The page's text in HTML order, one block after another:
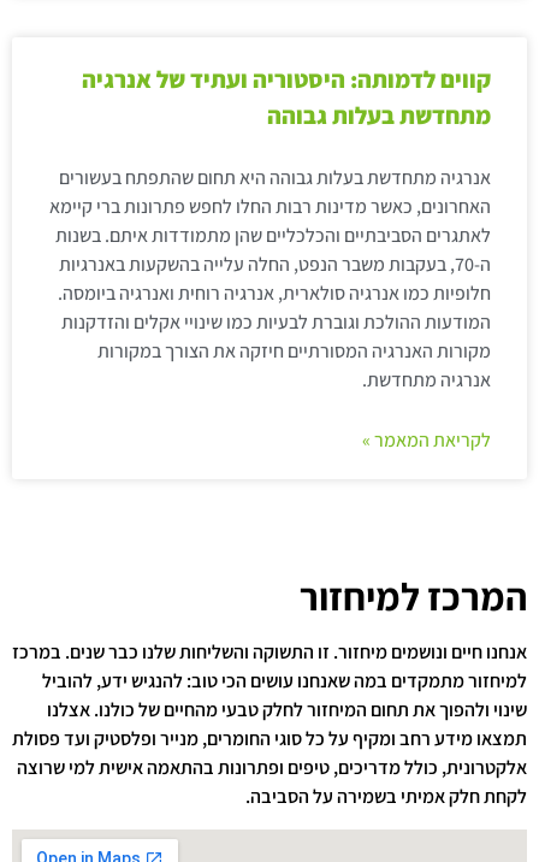
קווים לדמותה: היסטוריה ועתיד של אנרגיה
מתחדשת בעלות גבוהה
אנרגיה מתחדשת בעלות גבוהה היא תחום שהתפתח בעשורים
האחרונים, כאשר מדינות רבות החלו לחפש פתרונות ברי קיימא
לאתגרים הסביבתיים והכלכליים שהן מתמודדות איתם. בשנות
ה-70, בעקבות משבר הנפט, החלה עלייה בהשקעות באנרגיות
חלופיות כמו אנרגיה סולארית, אנרגיה רוחית ואנרגיה ביומסה.
המודעות ההולכת וגוברת לבעיות כמו שינויי אקלים והזדקנות
מקורות האנרגיה המסורתיים חיזקה את הצורך במקורות
אנרגיה מתחדשת.
לקריאת המאמר »
המרכז למיחזור
אנחנו חיים ונושמים מיחזור. זו התשוקה והשליחות שלנו כבר שנים. במרכז
למיחזור מתמקדים במה שאנחנו עושים הכי טוב: להנגיש ידע, להוביל
שינוי ולהפוך את תחום המיחזור לחלק טבעי מהחיים של כולנו. אצלנו
תמצאו מידע רחב ומקיף על כל סוגי החומרים, מנייר ופלסטיק ועד פסולת
אלקטרונית, כולל מדריכים, טיפים ופתרונות בהתאמה אישית למי שרוצה
לקחת חלק אמיתי בשמירה על הסביבה.